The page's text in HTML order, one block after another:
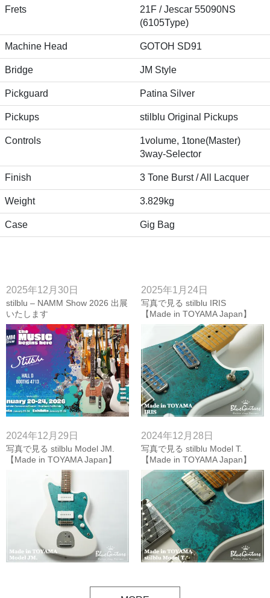
Frets
21F / Jescar 55090NS
(6105Type)
Machine Head GOTOH SD91
Bridge JM Style
Pickguard Patina Silver
Pickups stilblu Original Pickups
Controls
1volume, 1tone(Master)
3way-Selector
Finish 3 Tone Burst / All Lacquer
Weight 3.829kg
Case Gig Bag
2025年12月30日
stilblu – NAMM Show 2026 出展
いたします
2025年1月24日
写真で見る stilblu IRIS
【Made in TOYAMA Japan】
2024年12月29日
写真で見る stilblu Model JM.
【Made in TOYAMA Japan】
2024年12月28日
写真で見る stilblu Model T.
【Made in TOYAMA Japan】